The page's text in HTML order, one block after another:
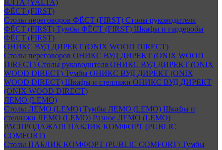
ЯЛТА (YALTA)
ФЁСТ (FIRST)
Столы переговоров ФЁСТ (FIRST) Столы руководителя
ФЁСТ (FIRST) Тумбы ФЁСТ (FIRST) Шкафы и гардеробы
ФЁСТ (FIRST)
ОНИКС ВУД ДИРЕКТ (ONIX WOOD DIRECT)
Столы переговоров ОНИКС ВУД ДИРЕКТ (ONIX WOOD
DIRECT) Столы руководителя ОНИКС ВУД ДИРЕКТ (ONIX
WOOD DIRECT) Тумбы ОНИКС ВУД ДИРЕКТ (ONIX
WOOD DIRECT) Шкафы и стеллажи ОНИКС ВУД ДИРЕКТ
(ONIX WOOD DIRECT)
ЛЕМО (LEMO)
Столы ЛЕМО (LEMO) Тумбы ЛЕМО (LEMO) Шкафы и
стеллажи ЛЕМО (LEMO) Разное ЛЕМО (LEMO)
РАСПРОДАЖА!!! ПАБЛИК КОМФОРТ (PUBLIC
COMFORT)
Столы ПАБЛИК КОМФОРТ (PUBLIC COMFORT) Тумбы